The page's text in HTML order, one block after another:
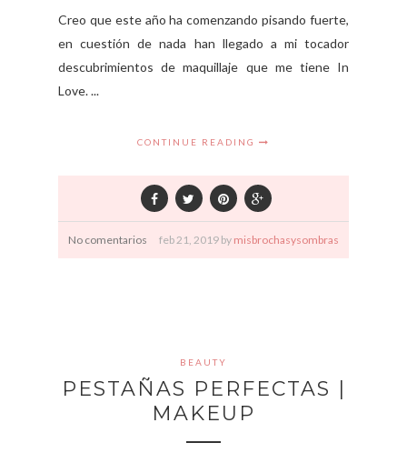
Creo que este año ha comenzando pisando fuerte,
en cuestión de nada han llegado a mi tocador
descubrimientos de maquillaje que me tiene In
Love. ...
CONTINUE READING
No comentarios feb21, 2019 by misbrochasysombras
BEAUTY
PESTAÑAS PERFECTAS |
MAKEUP